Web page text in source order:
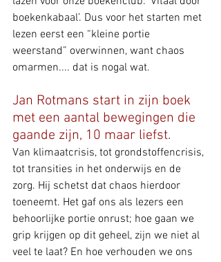
boekenkabaal’. Dus voor het starten met
lezen eerst een “kleine portie
weerstand” overwinnen, want chaos
omarmen.... dat is nogal wat.
Jan Rotmans start in zijn boek
met een aantal bewegingen die
gaande zijn, 10 maar liefst.
Van klimaatcrisis, tot grondstoffencrisis,
tot transities in het onderwijs en de
zorg. Hij schetst dat chaos hierdoor
toeneemt. Het gaf ons als lezers een
behoorlijke portie onrust; hoe gaan we
grip krijgen op dit geheel, zijn we niet al
veel te laat? En hoe verhouden we ons